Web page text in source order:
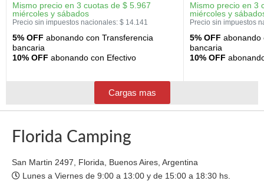
Mismo precio en 3 cuotas de $ 5.967
miércoles y sábados
Precio sin impuestos nacionales: $ 14.141
5% OFF abonando con Transferencia
bancaria
10% OFF abonando con Efectivo
Mismo precio en 3
miércoles y
Precio sin impuestos
5% OFF abonando
bancaria
10% OFF
Cargas mas
Florida Camping
San Martin 2497, Florida, Buenos Aires, Argentina
Lunes a Viernes de 9:00 a 13:00 y de 15:00 a 18:30 hs.